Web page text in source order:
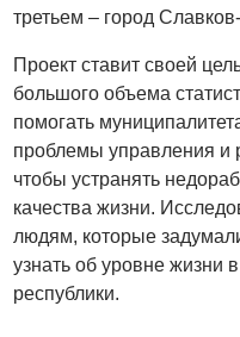
третьем – город
Проект ставит своей
большого объема
помогать
проблемы управления и
чтобы устранять
качества жизни.
людям, которые
узнать об уровне жизни
республики.